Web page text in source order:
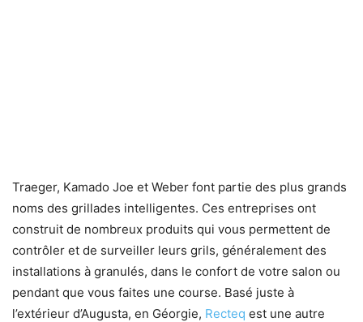
Traeger, Kamado Joe et Weber font partie des plus grands
noms des grillades intelligentes. Ces entreprises ont
construit de nombreux produits qui vous permettent de
contrôler et de surveiller leurs grils, généralement des
installations à granulés, dans le confort de votre salon ou
pendant que vous faites une course. Basé juste à
l’extérieur d’Augusta, en Géorgie, Recteq est une autre